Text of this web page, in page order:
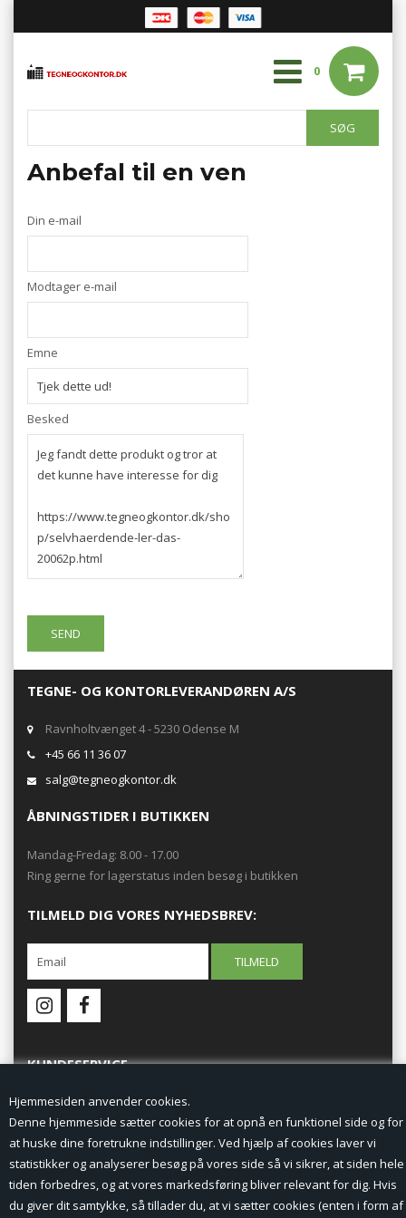
Hjemmesiden anvender cookies.
Denne hjemmeside sætter cookies for at opnå en funktionel side og for
at huske dine foretrukne indstillinger. Ved hjælp af cookies laver vi
statistikker og analyserer besøg på vores side så vi sikrer, at siden hele
tiden forbedres, og at vores markedsføring bliver relevant for dig. Hvis
du giver dit samtykke, så tillader du, at vi sætter cookies (enten i form af
0
Anbefal til en ven
Din e-mail
Modtager e-mail
Emne
Besked
TEGNE- OG KONTORLEVERANDØREN A/S
Ravnholtvænget 4 - 5230 Odense M
+45 66 11 36 07
salg@tegneogkontor.dk
ÅBNINGSTIDER I BUTIKKEN
Mandag-Fredag: 8.00 - 17.00
Ring gerne for lagerstatus inden besøg i butikken
TILMELD DIG VORES NYHEDSBREV:
KUNDESERVICE
Forside
Min Konto
Nyheder